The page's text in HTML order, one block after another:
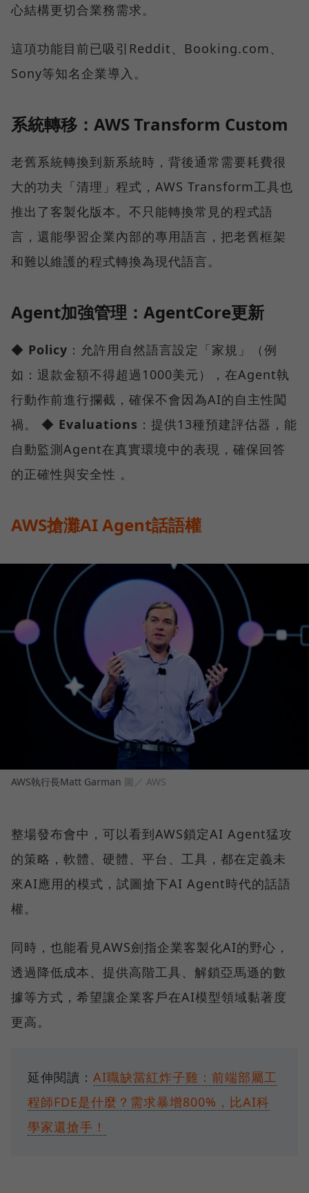
心結構更切合業務需求。
這項功能目前已吸引Reddit、Booking.com、
Sony等知名企業導入。
系統轉移：AWS Transform Custom
老舊系統轉換到新系統時，背後通常需要耗費很
大的功夫「清理」程式，AWS Transform工具也
推出了客製化版本。不只能轉換常見的程式語
言，還能學習企業內部的專用語言，把老舊框架
和難以維護的程式轉換為現代語言。
Agent加強管理：AgentCore更新
◆ Policy ：允許用自然語言設定「家規」（例
如：退款金額不得超過1000美元），在Agent執
行動作前進行攔截，確保不會因為AI的自主性闖
禍。 ◆ Evaluations ：提供13種預建評估器，能
自動監測Agent在真實環境中的表現，確保回答
的正確性與安全性 。
AWS搶灘AI Agent話語權
AWS執行長Matt Garman 圖／ AWS
整場發布會中，可以看到AWS鎖定AI Agent猛攻
的策略，軟體、硬體、平台、工具，都在定義未
來AI應用的模式，試圖搶下AI Agent時代的話語
權。
同時，也能看見AWS劍指企業客製化AI的野心，
透過降低成本、提供高階工具、解鎖亞馬遜的數
據等方式，希望讓企業客戶在AI模型領域黏著度
更高。
延伸閱讀： AI職缺當紅炸子雞：前端部屬工
程師FDE是什麼？需求暴增800%，比AI科
學家還搶手！